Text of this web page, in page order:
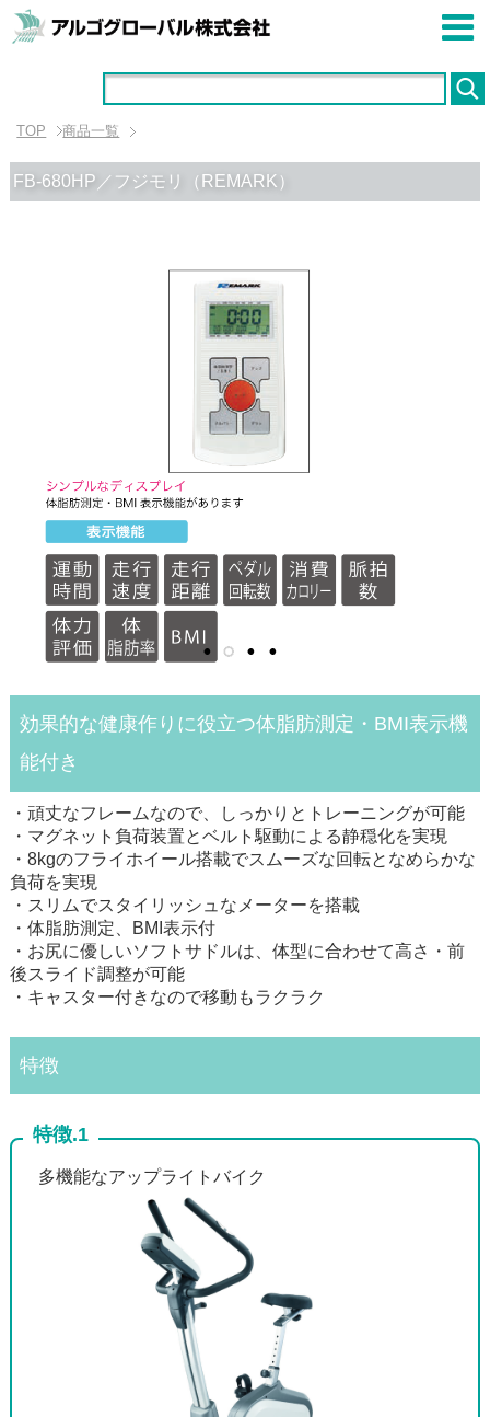
TOP 商品一覧
FB-680HP／フジモリ（REMARK）
効果的な健康作りに役立つ体脂肪測定・BMI表示機
能付き
・頑丈なフレームなので、しっかりとトレーニングが可能
・マグネット負荷装置とベルト駆動による静穏化を実現
・8kgのフライホイール搭載でスムーズな回転となめらかな
負荷を実現
・スリムでスタイリッシュなメーターを搭載
・体脂肪測定、BMI表示付
・お尻に優しいソフトサドルは、体型に合わせて高さ・前
後スライド調整が可能
・キャスター付きなので移動もラクラク
特徴
特徴.1
多機能なアップライトバイク